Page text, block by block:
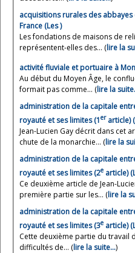
acquisitions rurales des
France (Les )
Les fondations de maisons de
représentent-elles des... (lire la
activité fluviale et portuaire à
Au début du Moyen Âge, le
formait pas comme... (lire la
administration de la capitale
royauté et ses limites (1erarticle)
Jean-Lucien Gay décrit dans cet
chute de la monarchie... (lire la
administration de la capitale
royauté et ses limites (2e article)
Ce deuxième article de Jean-
première partie sur les... (lire la
administration de la capitale
royauté et ses limites (3e article)
Cette deuxième partie du travail
difficultés de... (lire la suite…)